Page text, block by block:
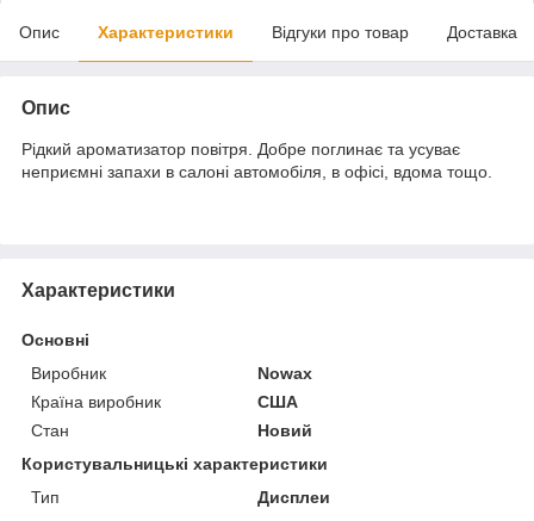
Опис Характеристики Відгуки про товар Доставка
Опис
Рідкий ароматизатор повітря. Добре поглинає та усуває
неприємні запахи в салоні автомобіля, в офісі, вдома тощо.
Характеристики
Основні
Виробник
Nowax
Країна виробник
США
Стан
Новий
Користувальницькі характеристики
Тип
Дисплеи